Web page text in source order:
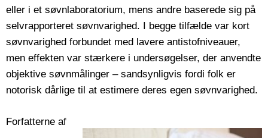
eller i et søvnlaboratorium, mens andre baserede sig på
selvrapporteret søvnvarighed. I begge tilfælde var kort
søvnvarighed forbundet med lavere antistofniveauer,
men effekten var stærkere i undersøgelser, der anvendte
objektive søvnmålinger – sandsynligvis fordi folk er
notorisk dårlige til at estimere deres egen søvnvarighed.
Forfatterne af